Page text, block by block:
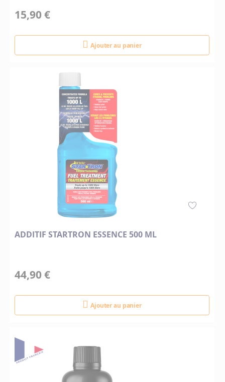
15,90 €
Ajouter au panier
ADDITIF STARTRON ESSENCE 500 ML
44,90 €
Ajouter au panier